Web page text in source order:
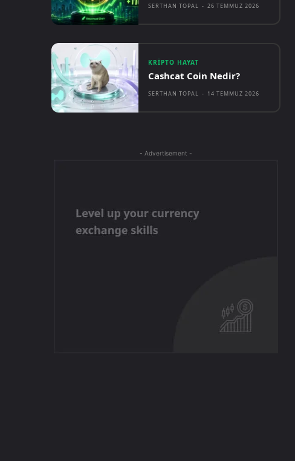
SERTHAN TOPAL - 26 TEMMUZ 2026
KRIPTO HAYAT
Cashcat Coin Nedir?
SERTHAN TOPAL - 14 TEMMUZ 2026
- Advertisement -